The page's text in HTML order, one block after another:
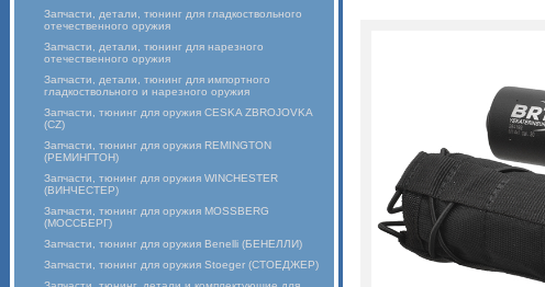
Запчасти, детали, тюнинг для гладкоствольного
отечественного оружия
Запчасти, детали, тюнинг для нарезного
отечественного оружия
Запчасти, детали, тюнинг для импортного
гладкоствольного и нарезного оружия
Запчасти, тюнинг для оружия CESKA ZBROJOVKA
(CZ)
Запчасти, тюнинг для оружия REMINGTON
(РЕМИНГТОН)
Запчасти, тюнинг для оружия WINCHESTER
(ВИНЧЕСТЕР)
Запчасти, тюнинг для оружия MOSSBERG
(МОССБЕРГ)
Запчасти, тюнинг для оружия Benelli (БЕНЕЛЛИ)
Запчасти, тюнинг для оружия Stoeger (СТОЕДЖЕР)